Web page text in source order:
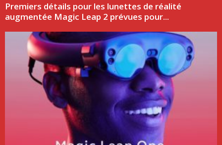
Premiers détails pour les lunettes de réalité
augmentée Magic Leap 2 prévues pour...